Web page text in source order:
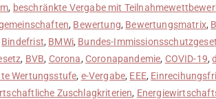
, beschränkte Vergabe mit
, Bewertung, Bewertungsmatrix,
Bindefrist, BMWi, Bundes-
, BVB, Corona, Coronapandemie, COVID-19,
Wertungsstufe, e-Vergabe, EEE,
Zuschlagkriterien,